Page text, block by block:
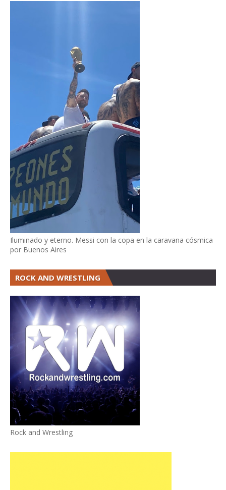
Iluminado y eterno. Messi con la copa en la caravana cósmica
por Buenos Aires
ROCK AND WRESTLING
Rock and Wrestling